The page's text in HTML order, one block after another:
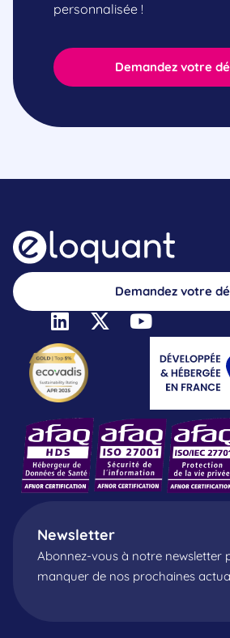
Demandez votre
personnalisée !
Demandez votre
Newsletter
Abonnez-vous à notre newsletter
manquer de nos prochaines